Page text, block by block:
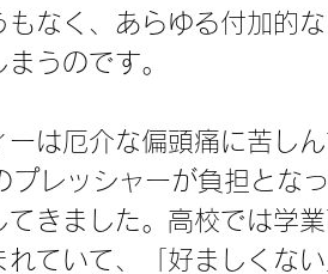
もなく、あらゆる付加的
うのです。
厄介な偏頭痛に苦しん
レッシャーが負担とな
きました。高校では学
ていて、「好ましくな